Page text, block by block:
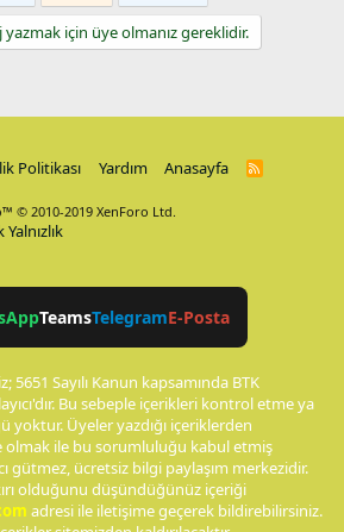
yazmak için üye olmanız gereklidir.
Politikası Yardım Anasayfa
R
© 2010-2019 XenForo Ltd.
Yalnızlık
TeamsTelegramE-Posta
5651 Sayılı Kanun kapsamında BTK
Bu sebeple içerikleri kontrol etme ya
yoktur. Üyeler yazdığı içeriklerden
ile bu sorumluluğu kabul etmiş
gütmez, ücretsiz bilgi paylaşım merkezidir.
olduğunu düşündüğünüz içeriği
adresi ile iletişime geçerek bildirebilirsiniz.